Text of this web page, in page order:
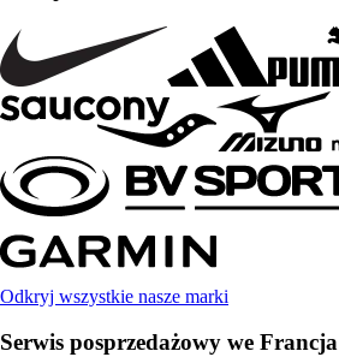
Odkryj wszystkie nasze marki
Serwis posprzedażowy we Francja